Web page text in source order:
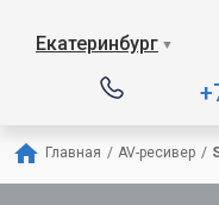
Екатеринбург ▼
Главная / AV-ресивер /